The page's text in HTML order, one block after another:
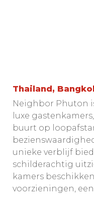
Thailand,
Neighbor Phuton
luxe
buurt op
unieke verblijf
schilderachtig
kamers
voorzieningen,